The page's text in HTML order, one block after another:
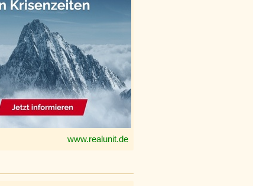
www.realunit.de